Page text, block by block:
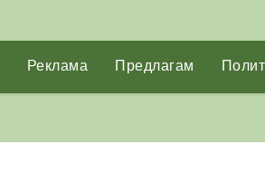
Реклама Предлагам